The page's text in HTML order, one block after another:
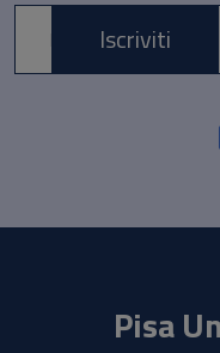
E-mail *Iscriviti
Pisa